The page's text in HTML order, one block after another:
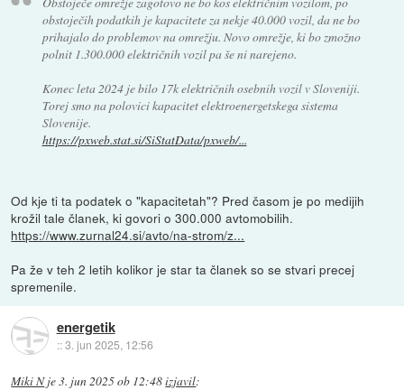
obstoječih podatkih je kapacitete za nekje 40.000 vozil, da ne bo
prihajalo do problemov na omrežju. Novo omrežje, ki bo zmožno
polnit 1.300.000 električnih vozil pa še ni narejeno.
Konec leta 2024 je bilo 17k električnih osebnih vozil v Sloveniji.
Torej smo na polovici kapacitet elektroenergetskega sistema
Slovenije.
https://pxweb.stat.si/SiStatData/pxweb/...
Od kje ti ta podatek o "kapacitetah"? Pred časom je po medijih
krožil tale članek, ki govori o 300.000 avtomobilih.
https://www.zurnal24.si/avto/na-strom/z...
Pa že v teh 2 letih kolikor je star ta članek so se stvari precej
spremenile.
energetik
::3. jun 2025, 12:56
Miki Nje3. jun 2025 ob 12:48izjavil: